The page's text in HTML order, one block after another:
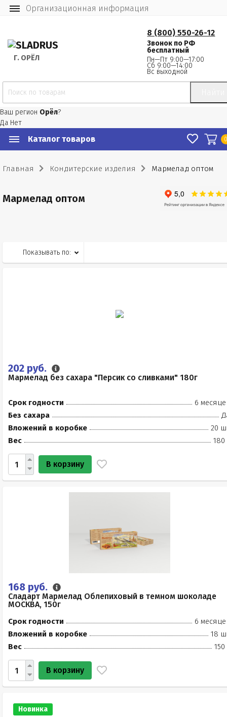
Организационная информация
Г. ОРЁЛ
8 (800) 550-26-12
Звонок по РФ
бесплатный
Пн—Пт 9:00—17:00
Сб 9:00—14:00
Вс выходной
Ваш регион Орёл?
Да Нет
Каталог товаров
Главная Кондитерские изделия Мармелад оптом
Мармелад оптом
Показывать по:
202 руб.
Мармелад без сахара "Персик со сливками" 180г
Срок годности
6
Без сахара
Вложений в коробке
20
Вес
180
В корзину
168 руб.
Сладарт Мармелад Облепиховый в темном шоколаде
МОСКВА, 150г
Срок годности
6
Вложений в коробке
18
Вес
150
В корзину
Новинка